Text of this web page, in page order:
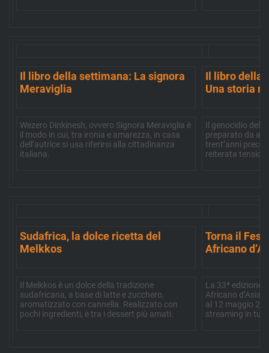
Il libro della settimana: La signora
Meraviglia
Wezero Dinkinesh, ovvero Signora Meraviglia è
il modo in cui, tra ironia e amarezza, in casa
dell’autrice si usa riferirsi alla cittadinanza
italiana.
Il libro della
Una storia
Il genocidio del
preparato da
trent’anni
reiterata
Sudafrica, la dolce ricetta del
Melkkos
Il Melkkos è un dolce della tradizione
sudafricana, a base di latte e zucchero,
aromatizzato con cannella. Realizzato con
pochi ingredienti, è tra i dessert più amati.
Torna il
Africano
La 33ª edizione
Africano d’Asia
al 12 maggio
streaming in